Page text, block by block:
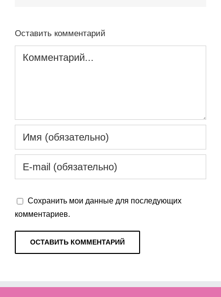
Оставить комментарий
Сохранить мои данные для последующих
комментариев.